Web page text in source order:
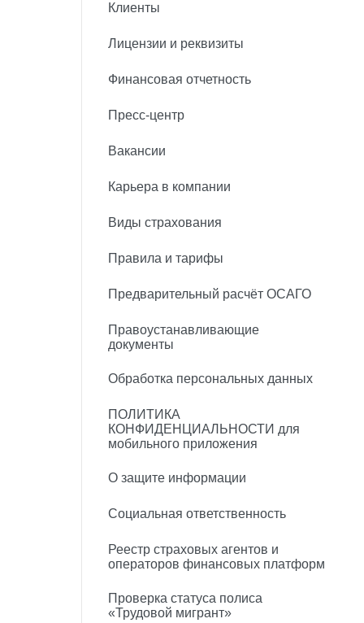
Клиенты
Лицензии и реквизиты
Финансовая отчетность
Пресс-центр
Вакансии
Карьера в компании
Виды страхования
Правила и тарифы
Предварительный расчёт ОСАГО
Правоустанавливающие
документы
Обработка персональных данных
ПОЛИТИКА
КОНФИДЕНЦИАЛЬНОСТИ для
мобильного приложения
О защите информации
Социальная ответственность
Реестр страховых агентов и
операторов финансовых платформ
Проверка статуса полиса
«Трудовой мигрант»